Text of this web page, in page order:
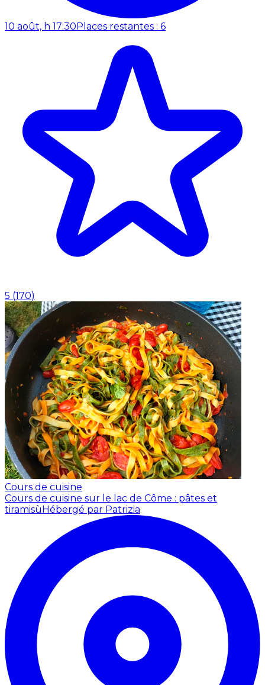
10 août, h 17:30 Places restantes : 6
5 (170)
Cours de cuisine
Cours de cuisine sur le lac de Côme : pâtes et
tiramisù Hébergé par Patrizia